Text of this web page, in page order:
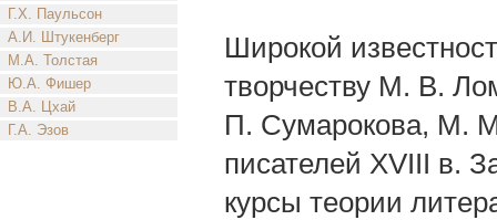
Г.Х. Паульсон
А.И. Штукенберг
М.А. Толстая
Ю.А. Фишер
В.А. Цхай
Г.А. Эзов
Широкой
творчеству М. В.
П. Сумарокова, М.
писателей XVIII в.
курсы теории